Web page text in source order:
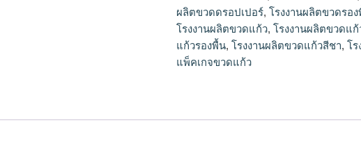
ผลิตขวดดรอปเปอร์,โรงงานผลิตขวดรอ
โรงงานผลิตขวดแก้ว,โรงงานผลิตขวดแ
แก้วรองพื้น,โรงงานผลิตขวดแก้วสีชา,โร
แพ็คเกจขวดแก้ว